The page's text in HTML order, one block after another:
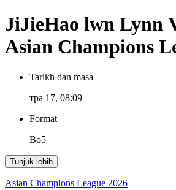
JiJieHao lwn Lynn
Asian Champions
Tarikh dan masa
тра 17, 08:09
Format
Bo5
Tunjuk lebih
Asian Champions League 2026